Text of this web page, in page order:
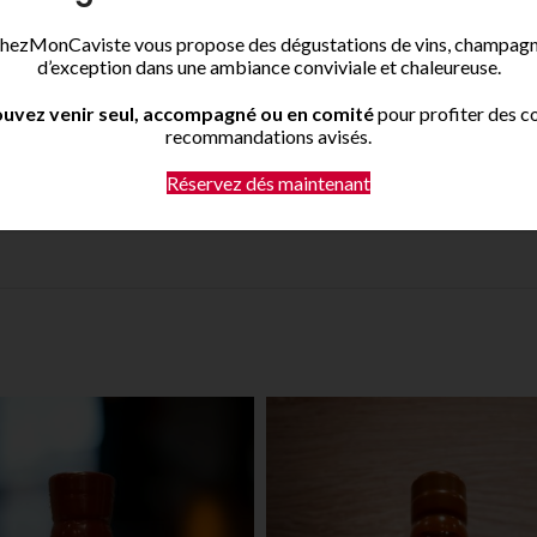
banane et de gousses de vanille sont également perceptibles,
proposé dans un flacon de 20 cl au design original, inspiré de la
chêne toasté et de vanille, offrant un équilibre parfait d’arômes.
la médaille d’or en 2014 et 2015 à l’International Wine And
la maîtrise et l’expertise de la distillerie Kavalan dans la
vous propose des dégustations de vins,
d’exception dans une ambiance conviviale et chaleureuse.
venir seul, accompagné ou en comitépour profiter des
recommandations avisés.
Réservez dés maintenant